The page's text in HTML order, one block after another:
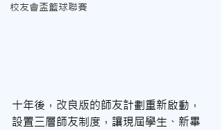
校友會盃籃球聯賽
十年後，改良版的師友計劃重新啟動，
設置三層師友制度，讓現屆學生、新畢